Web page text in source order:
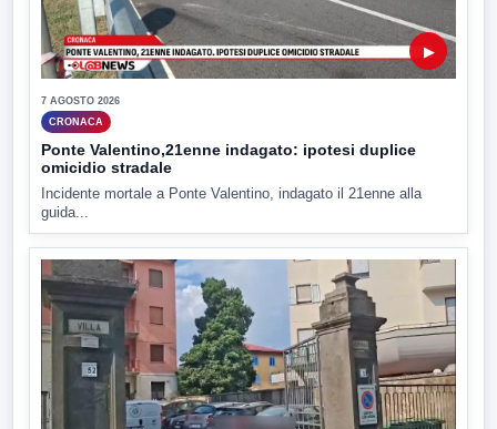
▶
7 AGOSTO 2026
CRONACA
Ponte Valentino,21enne indagato: ipotesi duplice
omicidio stradale
Incidente mortale a Ponte Valentino, indagato il 21enne alla
guida...